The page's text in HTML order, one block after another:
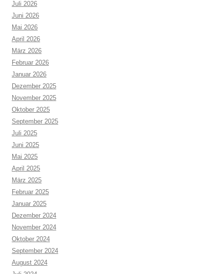
Juli 2026
Juni 2026
Mai 2026
April 2026
März 2026
Februar 2026
Januar 2026
Dezember 2025
November 2025
Oktober 2025
September 2025
Juli 2025
Juni 2025
Mai 2025
April 2025
März 2025
Februar 2025
Januar 2025
Dezember 2024
November 2024
Oktober 2024
September 2024
August 2024